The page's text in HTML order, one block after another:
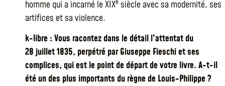
homme qui a incarné le XIXe siècle avec sa modernité, ses
artifices et sa violence.
k-libre : Vous racontez dans le détail l’attentat du
28 juillet 1835, perpétré par Giuseppe Fieschi et ses
complices, qui est le point de départ de votre livre. A-t-il
été un des plus importants du règne de Louis-Philippe ?